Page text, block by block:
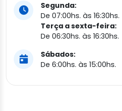
Segunda:
De 07:00hs. às 16:30hs.
Terça a sexta-feira:
De 06:30hs. às 16:30hs.
Sábados:
De 6:00hs. às 15:00hs.